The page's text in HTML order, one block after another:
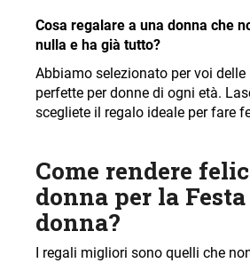
Cosa regalare a una donna che
nulla e ha già tutto?
Abbiamo selezionato per voi delle
perfette per donne di ogni età.
scegliete il regalo ideale per fare
Come rendere
donna per la
donna?
I regali migliori sono quelli che